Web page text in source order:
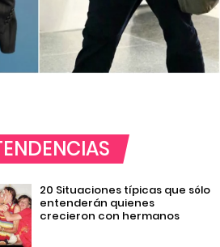
20 Situaciones típicas que sólo
entenderán quienes
crecieron con hermanos